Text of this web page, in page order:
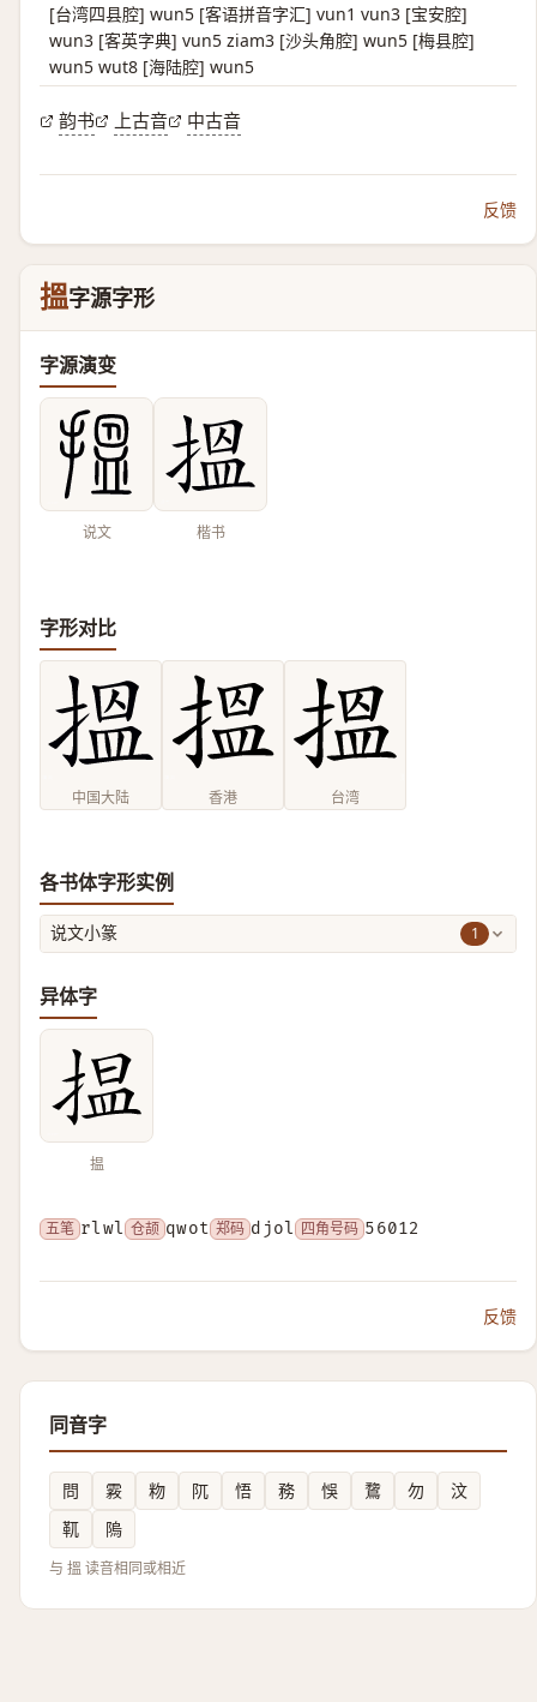
[台湾四县腔] wun5 [客语拼音字汇] vun1 vun3 [宝安腔]
wun3 [客英字典] vun5 ziam3 [沙头角腔] wun5 [梅县腔]
wun5 wut8 [海陆腔] wun5
韵书 上古音 中古音
反馈
搵字源字形
字源演变
说文 楷书
字形对比
中国大陆 香港 台湾
各书体字形实例
说文小篆 1
异体字
揾
五笔 rlwl 仓颉 qwot 郑码 djol 四角号码 56012
反馈
同音字
問 霚 粅 阢 悟 務 悞 䳱 勿
汶
靰
隖
与 搵 读音相同或相近